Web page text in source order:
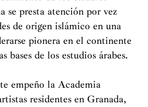
se presta atención por vez
de origen islámico en una
pionera en el continente
bases de los estudios árabes.
empeño la Academia
residentes en Granada,